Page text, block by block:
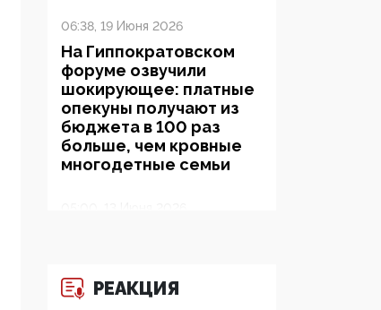
06:38, 19 Июня 2026
На Гиппократовском
форуме озвучили
шокирующее: платные
опекуны получают из
бюджета в 100 раз
больше, чем кровные
многодетные семьи
суверенитет,
РЕАКЦИЯ